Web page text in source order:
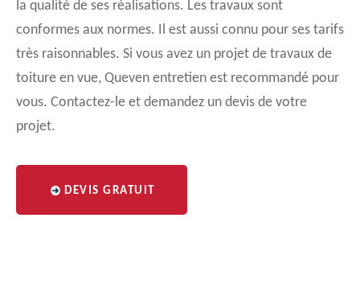
la qualité de ses réalisations. Les travaux sont
conformes aux normes. Il est aussi connu pour ses tarifs
très raisonnables. Si vous avez un projet de travaux de
toiture en vue, Queven entretien est recommandé pour
vous. Contactez-le et demandez un devis de votre
projet.
DEVIS GRATUIT